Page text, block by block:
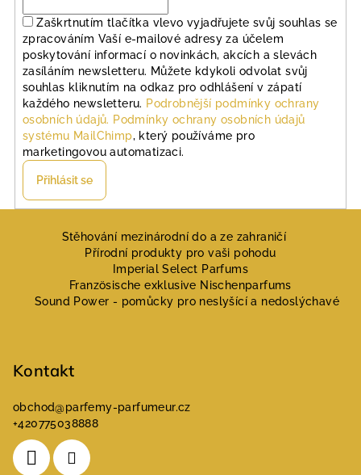
Zaškrtnutím tlačítka vlevo vyjadřujete svůj souhlas se
zpracováním Vaší e-mailové adresy za účelem
poskytování informací o novinkách, akcích a slevách
zasíláním newsletteru. Můžete kdykoli odvolat svůj
souhlas kliknutím na odkaz pro odhlášení v zápatí
každého newsletteru. Podrobnější podmínky ochrany
osobních údajů. Podmínky ochrany osobních údajů
systému MailChimp, který používáme pro
marketingovou automatizaci.
Přihlásit se
Stěhování mezinárodní do a ze zahraničí
Přírodní produkty pro vaši pohodu
Imperial Select Parfums
Französische exklusive Nischenparfums
Sound Power - pomůcky pro neslyšící a nedoslýchavé
Kontakt
obchod@parfemy-parfumeur.cz
+420775038888